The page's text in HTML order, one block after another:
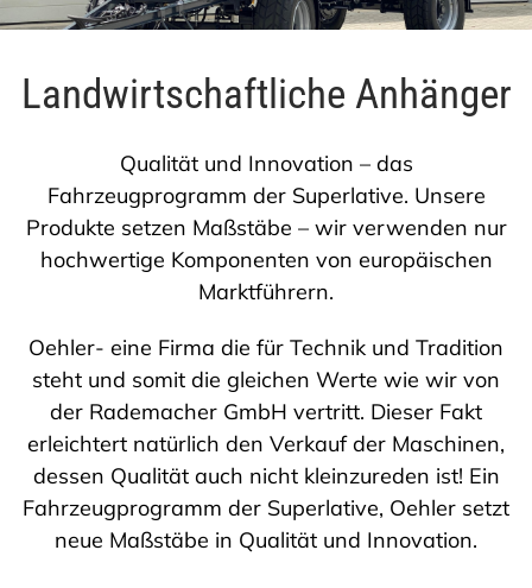
KONTAKT
Landwirtschaftliche Anhänger
Qualität und Innovation – das
Fahrzeugprogramm der Superlative. Unsere
Produkte setzen Maßstäbe – wir verwenden nur
hochwertige Komponenten von europäischen
Marktführern.
Oehler- eine Firma die für Technik und Tradition
steht und somit die gleichen Werte wie wir von
der Rademacher GmbH vertritt. Dieser Fakt
erleichtert natürlich den Verkauf der Maschinen,
dessen Qualität auch nicht kleinzureden ist! Ein
Fahrzeugprogramm der Superlative, Oehler setzt
neue Maßstäbe in Qualität und Innovation.